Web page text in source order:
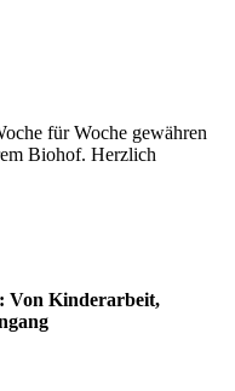
für Woche gewähren
Biohof. Herzlich
: Von Kinderarbeit,